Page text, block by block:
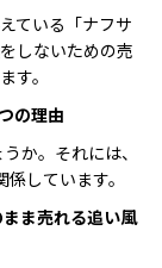
ている「ナフサ
しないための売
す。
の理由
か。それには、
しています。
ま売れる追い風